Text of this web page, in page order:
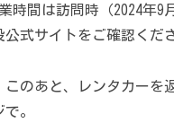
時間は訪問時（2024年9
式サイトをご確認くだ
このあと、レンタカーを
。